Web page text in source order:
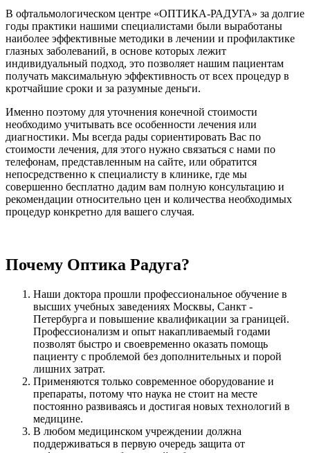
В офтальмологическом центре «ОПТИКА-РАДУГА» за долгие
годы практики нашими специалистами были выработаны
наиболее эффективные методики в лечении и профилактике
глазных заболеваний, в основе которых лежит
индивидуальный подход, это позволяет нашим пациентам
получать максимальную эффективность от всех процедур в
кротчайшие сроки и за разумные деньги.
Именно поэтому для уточнения конечной стоимости
необходимо учитывать все особенности лечения или
диагностики. Мы всегда рады сориентировать Вас по
стоимости лечения, для этого нужно связаться с нами по
телефонам, представленным на сайте, или обратится
непосредственно к специалисту в клинике, где мы
совершенно бесплатно дадим вам полную консультацию и
рекомендации относительно цен и количества необходимых
процедур конкретно для вашего случая.
Почему Оптика Радуга?
Наши доктора прошли профессиональное обучение в
высших учебных заведениях Москвы, Санкт -
Петербурга и повышение квалификации за границей.
Профессионализм и опыт накапливаемый годами
позволят быстро и своевременно оказать помощь
пациенту с проблемой без дополнительных и порой
лишних затрат.
Применяются только современное оборудование и
препараты, потому что наука не стоит на месте
постоянно развиваясь и достигая новых технологий в
медицине.
В любом медицинском учреждении должна
поддерживаться в первую очередь защита от